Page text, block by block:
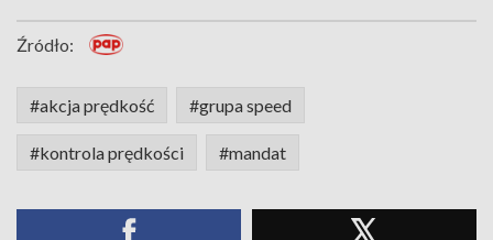
Źródło:
#akcja prędkość #grupa speed
#kontrola prędkości #mandat